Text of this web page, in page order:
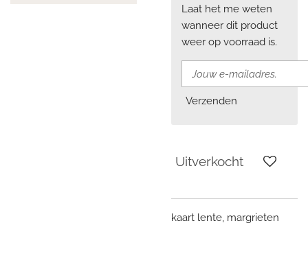
Laat het me weten
wanneer dit product
weer op voorraad is.
Verzenden
Uitverkocht
kaart lente, margrieten